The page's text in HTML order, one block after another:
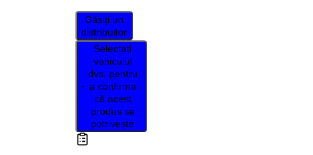
Găsiți un
distribuitor
Selectați
vehiculul
dvs. pentru
a confirma
că acest
produs se
potrivește